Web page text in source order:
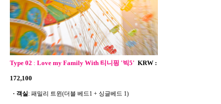
Type 02 : Love my Family With 티니핑 '빅5' KRW :
172,100
· 객실: 패밀리 트윈(더블 베드1 + 싱글베드 1)